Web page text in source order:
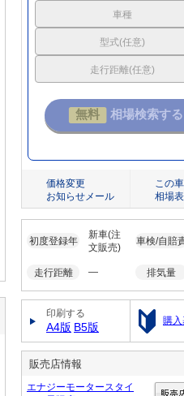
車種
型式(任意)
走行距離(任意)
価格変更
お知らせメール
この
相場
初度登録年
新車(注
文販売)
車検/自賠
走行距離 ― 排気量
印刷する
A4版 B5版 購
販売店情報
エナジーモータースタイ